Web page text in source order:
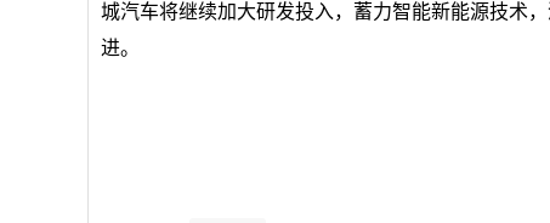
城汽车将继续加大研发投入，蓄力智能新能源技术
进。